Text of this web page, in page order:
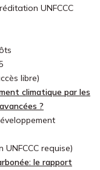
UNFCCC
libre)
climatique par les
?
requise)
le rapport